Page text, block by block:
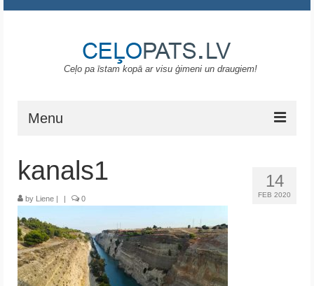
Ceļo pa īstam kopā ar visu ģimeni un draugiem!
Menu
ASV
Melnkalne
14
FEB 2020
kanals1
by Liene | | 0